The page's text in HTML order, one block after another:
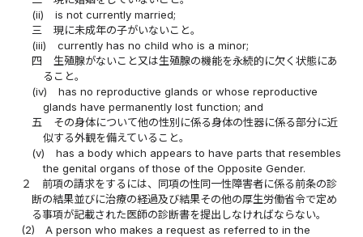
(ii)
is not currently married;
三
現に未成年の子がいないこと。
(iii)
currently has no child who is a minor;
四
生殖腺がないこと又は生殖腺の機能を永続的に欠く状態にあ
ること。
(iv)
has no reproductive glands or whose reproductive
glands have permanently lost function; and
五
その身体について他の性別に係る身体の性器に係る部分に近
似する外観を備えていること。
(v)
has a body which appears to have parts that resembles
the genital organs of those of the Opposite Gender.
２
前項の請求をするには、同項の性同一性障害者に係る前条の診
断の結果並びに治療の経過及び結果その他の厚生労働省令で定め
る事項が記載された医師の診断書を提出しなければならない。
(2)
A person who makes a request as referred to in the